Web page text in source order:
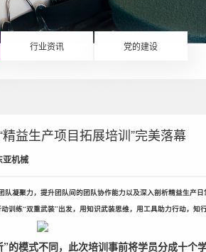
行业资讯 党的建设
益生产项目拓展培训”完美落幕
亚机械
队凝聚力，提升团队间的团队协作能力以及深入剖析精益生产
训练“双重武装”出发，用知识武装思维，用工具助力行动，知
的模式不同，此次培训事前将学员分成十